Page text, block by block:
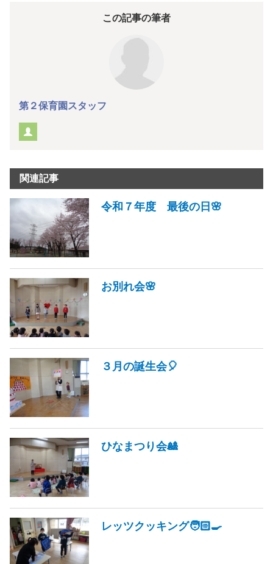
この記事の筆者
第２保育園スタッフ
関連記事
令和７年度 最後の日🌸
お別れ会🌸
３月の誕生会🎈
ひなまつり会🎎
レッツクッキング🧑🏻‍🍳